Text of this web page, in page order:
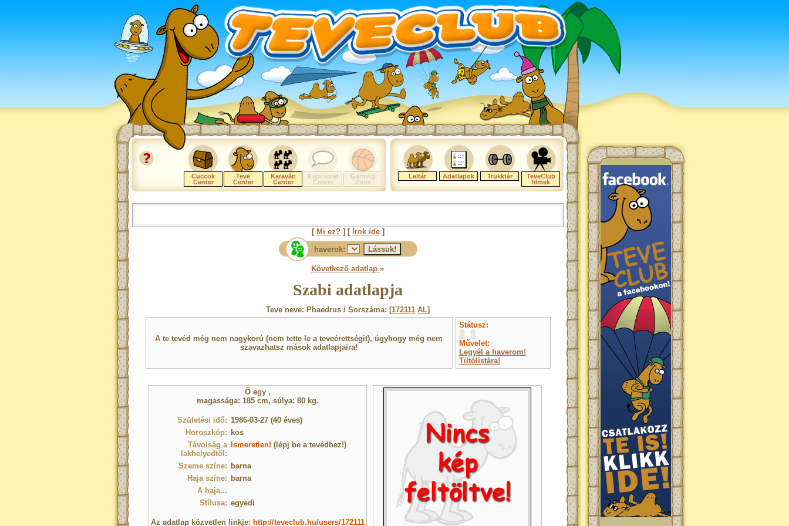
Cuccok
Center
Teve
Center
Karaván
Center
Kapcsolat
Center
Gaming
Zone
Leltár Adatlapok Trükktár
TeveClub
filmek
[ Mi ez?] [ Írok ide]
haverok:
Következő adatlap »
Szabi adatlapja
Teve neve: Phaedrus / Sorszáma: [172111 AL]
A te tevéd még nem nagykorú (nem tette le a teveérettségit), úgyhogy még nem
szavazhatsz mások adatlapjaira!
Státusz:
Művelet:
Legyél a haverom!
Tiltólistára!
Ő egy ,
magassága: 185 cm, súlya: 80 kg.
Születési idő: 1986-03-27 (40 éves)
Horoszkóp: kos
Távolság a
lakhelyedtől:
Ismeretlen! (lépj be a tevédhez!)
Szeme színe: barna
Haja színe: barna
A haja...
Stílusa: egyedi
Az adatlap közvetlen linkje: http://teveclub.hu/users/172111